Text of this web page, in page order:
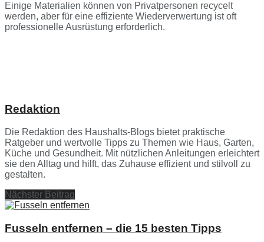
Einige Materialien können von Privatpersonen recycelt
werden, aber für eine effiziente Wiederverwertung ist oft
professionelle Ausrüstung erforderlich.
Redaktion
Die Redaktion des Haushalts-Blogs bietet praktische
Ratgeber und wertvolle Tipps zu Themen wie Haus, Garten,
Küche und Gesundheit. Mit nützlichen Anleitungen erleichtert
sie den Alltag und hilft, das Zuhause effizient und stilvoll zu
gestalten.
Nächster Beitrag
Fusseln entfernen – die 15 besten Tipps